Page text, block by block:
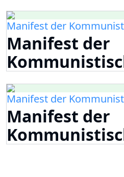
Manifest der
Manifest der
Manifest der
Manifest der